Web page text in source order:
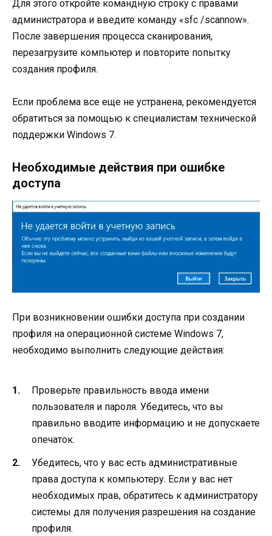
Для этого откройте командную строку с правами
администратора и введите команду «sfc /scannow».
После завершения процесса сканирования,
перезагрузите компьютер и повторите попытку
создания профиля.
Если проблема все еще не устранена, рекомендуется
обратиться за помощью к специалистам технической
поддержки Windows 7.
Необходимые действия при ошибке
доступа
При возникновении ошибки доступа при создании
профиля на операционной системе Windows 7,
необходимо выполнить следующие действия:
Проверьте правильность ввода имени
пользователя и пароля. Убедитесь, что вы
правильно вводите информацию и не допускаете
опечаток.
Убедитесь, что у вас есть административные
права доступа к компьютеру. Если у вас нет
необходимых прав, обратитесь к администратору
системы для получения разрешения на создание
профиля.